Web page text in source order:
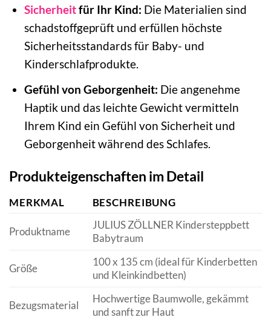
Sicherheitfür Ihr Kind: Die Materialien sind
schadstoffgeprüft und erfüllen höchste
Sicherheitsstandards für Baby- und
Kinderschlafprodukte.
Gefühl von Geborgenheit: Die angenehme
Haptik und das leichte Gewicht vermitteln
Ihrem Kind ein Gefühl von Sicherheit und
Geborgenheit während des Schlafes.
Produkteigenschaften im Detail
MERKMAL BESCHREIBUNG
Produktname
JULIUS ZÖLLNER Kindersteppbett
Babytraum
Größe
100 x 135 cm (ideal für Kinderbetten
und Kleinkindbetten)
Bezugsmaterial
Hochwertige Baumwolle, gekämmt
und sanft zur Haut